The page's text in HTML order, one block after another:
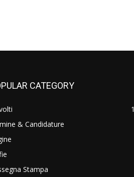
CATEGORY
& Candidature
Stampa